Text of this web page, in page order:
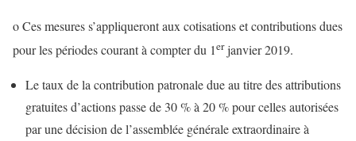
o Ces mesures s’appliqueront aux cotisations et contributions dues
pour les périodes courant à compter du 1erjanvier 2019.
Le taux de la contribution patronale due au titre des attributions
gratuites d’actions passe de 30 % à 20 % pour celles autorisées
par une décision de l’assemblée générale extraordinaire à